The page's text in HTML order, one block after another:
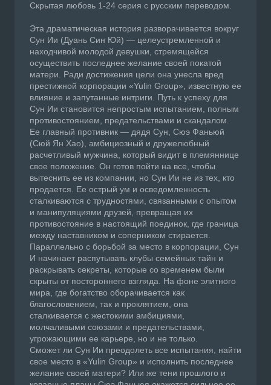
Скрытая любовь 1-24 серия с русским переводом.
Эта драматическая история разворачивается вокруг
Сун Ии (Дуань Син Юй) — целеустремленной и
находчивой молодой девушки, стремящейся
осуществить последнее желание своей покатой
матери. Ради достижения цели она унесла вред
престижной корпорации «Yulin Group», известную ее
влияние и запутанные интриги. Путь к успеху для
Сун Ии становится непростым испытанием, полным
противостоянием, предательствами и скандалом.
Ее главный противник — дядя Сун, Сюэ Фаньюй
(Сюй Ян Хао), амбициозный и дружелюбный
расчетливый мужчина, который видит в племяннице
свое положение. Он готов пойти на все, чтобы
вытеснить ее из компании, но Сун Ии не из тех, кто
продается. Ее острый ум и осведомленность
сталкиваются с трудностями, связанными с опытом
и манипуляциями друзей, превращая их
противостояние в настоящий поединок, где граница
между наставником и соперником стирается.
Параллельно с борьбой за место в корпорации, Сун
И начинает распутывать клубы семейных тайн и
раскрывать секреты, которые со временем были
скрыты от постороннего взгляда. На фоне элитного
мира, где богатство оборачивается как
благословением, так и проклятием, она
сталкивается с жестокими амбициями,
молчаливыми союзами и предательствами,
угрожающими ее карьере, но и не только.
Сможет ли Сун Ии преодолеть все испытания, найти
свое место в «Yulin Group» и исполнить последнее
желание своей матери? Или же тени прошлого и